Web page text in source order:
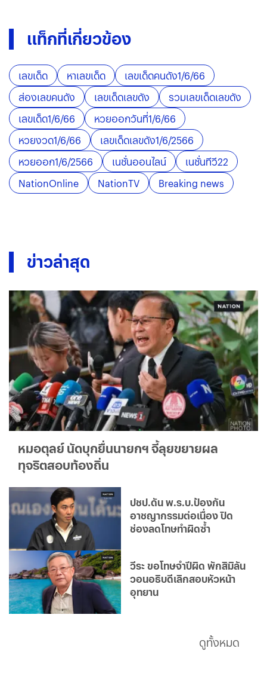
แท็กที่เกี่ยวข้อง
เลขเด็ด หาเลขเด็ด
เลขเด็ดคนดัง1/6/66
ส่องเลขคนดัง
เลขเด็ดเลขดัง
รวมเลขเด็ดเลขดัง
เลขเด็ด1/6/66
หวยออกวันที่1/6/66
หวยงวด1/6/66
เลขเด็ดเลขดัง1/6/2566
หวยออก1/6/2566
เนชั่นออนไลน์
เนชั่นทีวี22
NationOnline
NationTV Breaking news
ข่าวล่าสุด
หมอตุลย์ นัดบุกยื่นนายกฯ จี้ลุยขยายผล
ทุจริตสอบท้องถิ่น
ปชป.ดัน พ.ร.บ.ป้องกัน
อาชญากรรมต่อเนื่อง ปิด
ช่องลดโทษทำผิดซ้ำ
วีระ ขอโทษจำปีผิด พักสิมิลัน
วอนอธิบดีเลิกสอบหัวหน้า
อุทยาน
ดูทั้งหมด